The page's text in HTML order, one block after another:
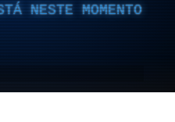
NESTE MOMENTO